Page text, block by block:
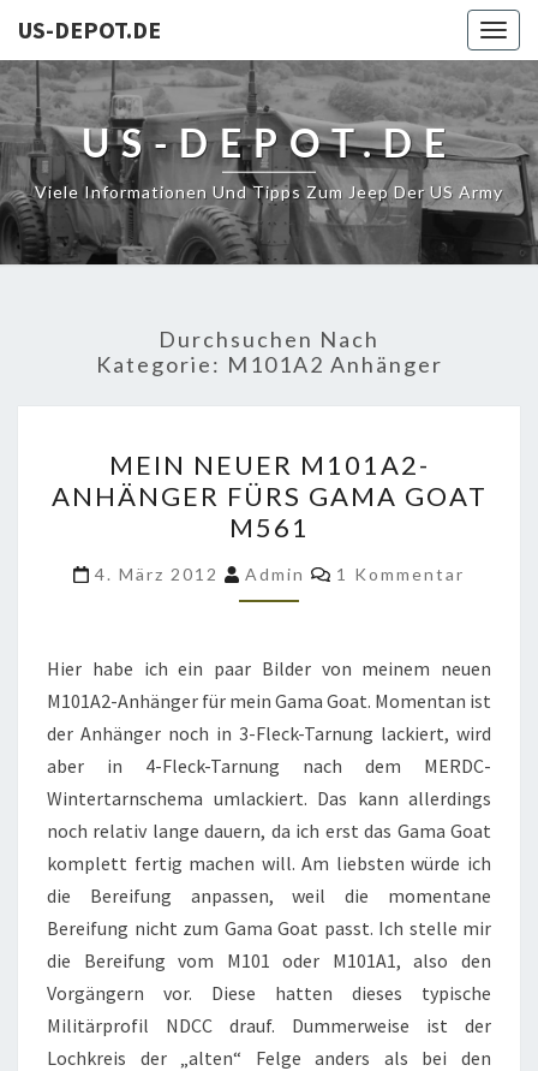
US-DEPOT.DE
US-DEPOT.DE
Viele Informationen Und Tipps Zum Jeep Der US Army
Durchsuchen Nach
Kategorie: M101A2 Anhänger
NEUER
M101A2-
ANHÄNGER
FÜRS
GAMA
M561
MEIN NEUER M101A2-
ANHÄNGER FÜRS GAMA GOAT
M561
4. März 2012 Admin Kommentare
1 Kommentar
Hier habe ich ein paar Bilder von meinem neuen
M101A2-Anhänger für mein Gama Goat. Momentan ist
der Anhänger noch in 3-Fleck-Tarnung lackiert, wird
aber in 4-Fleck-Tarnung nach dem MERDC-
Wintertarnschema umlackiert. Das kann allerdings
noch relativ lange dauern, da ich erst das Gama Goat
komplett fertig machen will. Am liebsten würde ich
die Bereifung anpassen, weil die momentane
Bereifung nicht zum Gama Goat passt. Ich stelle mir
die Bereifung vom M101 oder M101A1, also den
Vorgängern vor. Diese hatten dieses typische
Militärprofil NDCC drauf. Dummerweise ist der
Lochkreis der „alten“ Felge anders als bei den